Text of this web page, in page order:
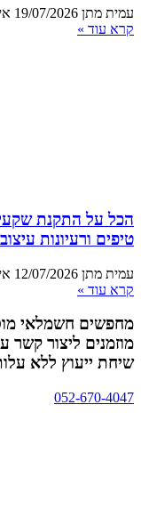
עמית מתן 19/07/2026
קרא עוד »
הכל על התקנת
טיפים ורעיונות עיצוב
עמית מתן 12/07/2026
קרא עוד »
מחפשים חשמלאי
מוזמנים ליצור קשר
שיחת ייעוץ ללא
052-670-4047